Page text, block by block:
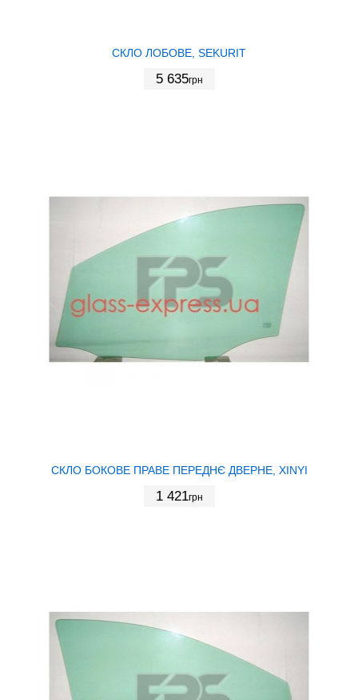
СКЛО ЛОБОВЕ, SEKURIT
5 635грн
СКЛО БОКОВЕ ПРАВЕ ПЕРЕДНЄ ДВЕРНЕ, XINYI
1 421грн